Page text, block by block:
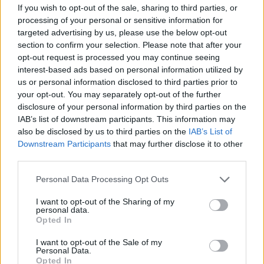
If you wish to opt-out of the sale, sharing to third parties, or
processing of your personal or sensitive information for
targeted advertising by us, please use the below opt-out
section to confirm your selection. Please note that after your
opt-out request is processed you may continue seeing
interest-based ads based on personal information utilized by
us or personal information disclosed to third parties prior to
your opt-out. You may separately opt-out of the further
disclosure of your personal information by third parties on the
IAB’s list of downstream participants. This information may
also be disclosed by us to third parties on the IAB’s List of
Downstream Participants that may further disclose it to other
Please note that this website/app uses one or more Google
not limited to your visit or usage behaviour. You may click to
grant or deny consent to Google and its third-party tags to
use your data for below specified purposes in below Google
consent section.
Personal Data Processing Opt Outs
I want to opt-out of the Sharing of my
personal data.
Opted In
I want to opt-out of the Sale of my
Personal Data.
Opted In
08. 01.
EGYRE TÖBB FIATALNÁL JELENTKEZIK EZ A
VITAMINHIÁNY – ILYEN JELEKRE FIGYELJ
Erre figyelj!
07. 31.
NEM A CITROMSAV, AZ ECET VAGY A
SZÓDABIKARBÓNA A LEGERŐSEBB: EZT HASZNÁLJÁK A
SZÁLLODÁKBAN A VÍZKŐ ELLEN
Ez a szer tényleg eltünteti a vízkövet
07. 31.
HAGYD A SÓT: EGY CSIPET EBBŐL A FŐZŐVÍZBE,
ÉS SOKKAL FINOMABB LESZ A FŐTT KRUMPLI
Titkos hozzávaló
24 óra